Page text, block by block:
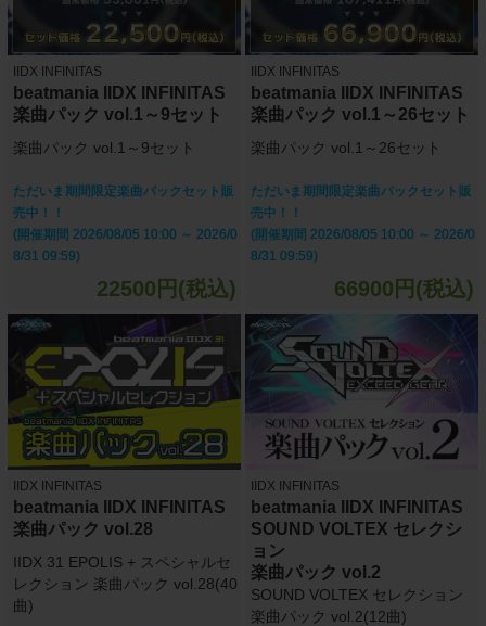
IIDX INFINITAS
beatmania IIDX INFINITAS
楽曲パック vol.1～9セット
楽曲パック vol.1～9セット
ただいま期間限定楽曲パックセット販
売中！！
(開催期間 2026/08/05 10:00 ～ 2026/0
8/31 09:59)
22500円(税込)
IIDX INFINITAS
beatmania IIDX INFINITAS
楽曲パック vol.1～26セット
楽曲パック vol.1～26セット
ただいま期間限定楽曲パックセット販
売中！！
(開催期間 2026/08/05 10:00 ～ 2026/0
8/31 09:59)
66900円(税込)
IIDX INFINITAS
beatmania IIDX INFINITAS
楽曲パック vol.28
IIDX 31 EPOLIS + スペシャルセ
レクション 楽曲パック vol.28(40
曲)
IIDX INFINITAS
beatmania IIDX INFINITAS
SOUND VOLTEX セレクシ
ョン
楽曲パック vol.2
SOUND VOLTEX セレクション
楽曲パック vol.2(12曲)